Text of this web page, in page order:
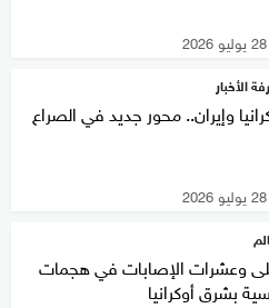
28 يوليو 2026
الأخبار
وإيران.. محور جديد في الصراع
28 يوليو 2026
وعشرات الإصابات في هجمات
بشرق أوكرانيا